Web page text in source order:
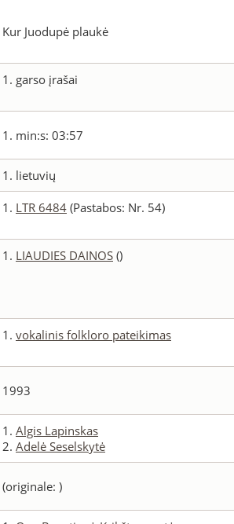
Kur Juodupė plaukė
1. garso įrašai
1. min:s: 03:57
1. lietuvių
1. LTR 6484 (Pastabos: Nr. 54)
1. LIAUDIES DAINOS ()
1. vokalinis folkloro pateikimas
1993
1. Algis Lapinskas
2. Adelė Seselskytė
(originale: )